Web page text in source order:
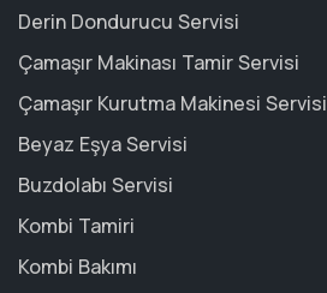
Derin Dondurucu Servisi
Çamaşır Makinası Tamir Servisi
Çamaşır Kurutma Makinesi Servisi
Beyaz Eşya Servisi
Buzdolabı Servisi
Kombi Tamiri
Kombi Bakımı